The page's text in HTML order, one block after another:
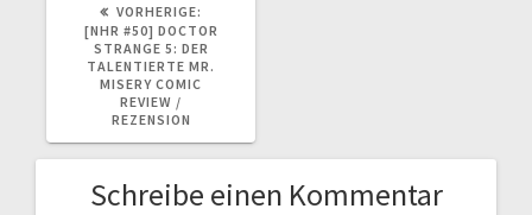
VORHERIGE:
BEITRAG:
[NHR #50] DOCTOR
STRANGE 5: DER
TALENTIERTE MR.
MISERY COMIC
REVIEW /
REZENSION
Schreibe einen Kommentar